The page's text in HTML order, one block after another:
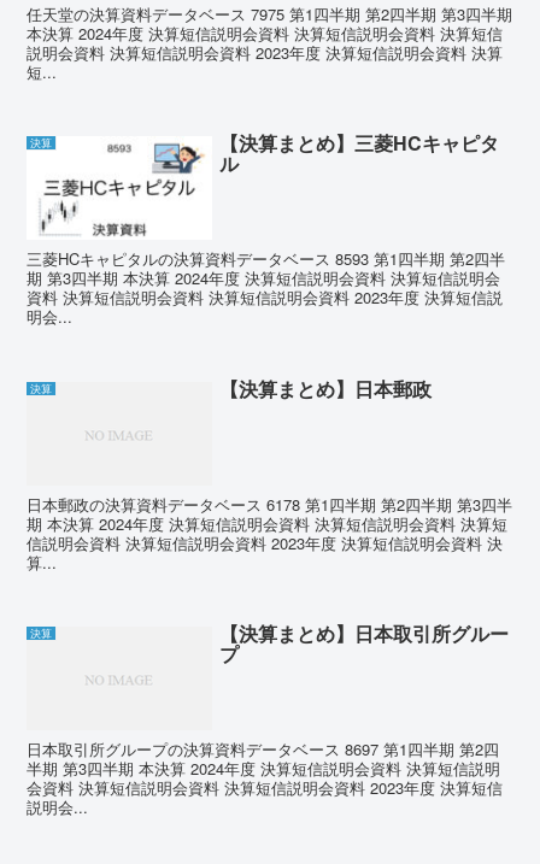
任天堂の決算資料データベース 7975 第1四半期 第2四半期 第3四半期
本決算 2024年度 決算短信説明会資料 決算短信説明会資料 決算短信
説明会資料 決算短信説明会資料 2023年度 決算短信説明会資料 決算
短...
決算 【決算まとめ】三菱HCキャピタ
ル
三菱HCキャピタルの決算資料データベース 8593 第1四半期 第2四半
期 第3四半期 本決算 2024年度 決算短信説明会資料 決算短信説明会
資料 決算短信説明会資料 決算短信説明会資料 2023年度 決算短信説
明会...
決算 【決算まとめ】日本郵政
日本郵政の決算資料データベース 6178 第1四半期 第2四半期 第3四半
期 本決算 2024年度 決算短信説明会資料 決算短信説明会資料 決算短
信説明会資料 決算短信説明会資料 2023年度 決算短信説明会資料 決
算...
決算 【決算まとめ】日本取引所グルー
プ
日本取引所グループの決算資料データベース 8697 第1四半期 第2四
半期 第3四半期 本決算 2024年度 決算短信説明会資料 決算短信説明
会資料 決算短信説明会資料 決算短信説明会資料 2023年度 決算短信
説明会...